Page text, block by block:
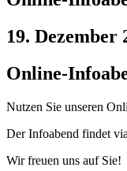
19. Dezember
Online-
Nutzen Sie unseren
Der Infoabend findet
Wir freuen uns auf Sie!